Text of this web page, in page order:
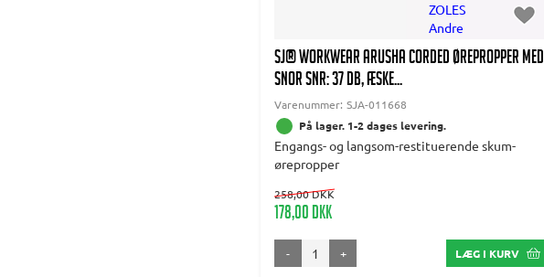
ZOLES
Andre
SJ® WORKWEAR Arusha Corded Ørepropper med
snor SNR: 37 dB, æske...
Varenummer: SJA-011668
På lager. 1-2 dages levering.
Engangs- og langsom-restituerende skum-
ørepropper
258,00 DKK
178,00 DKK
- + LÆG I KURV